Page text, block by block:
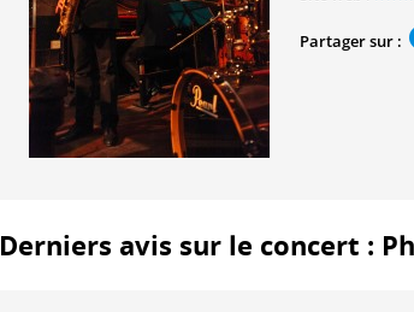
Partager sur :
Derniers avis sur le concert :